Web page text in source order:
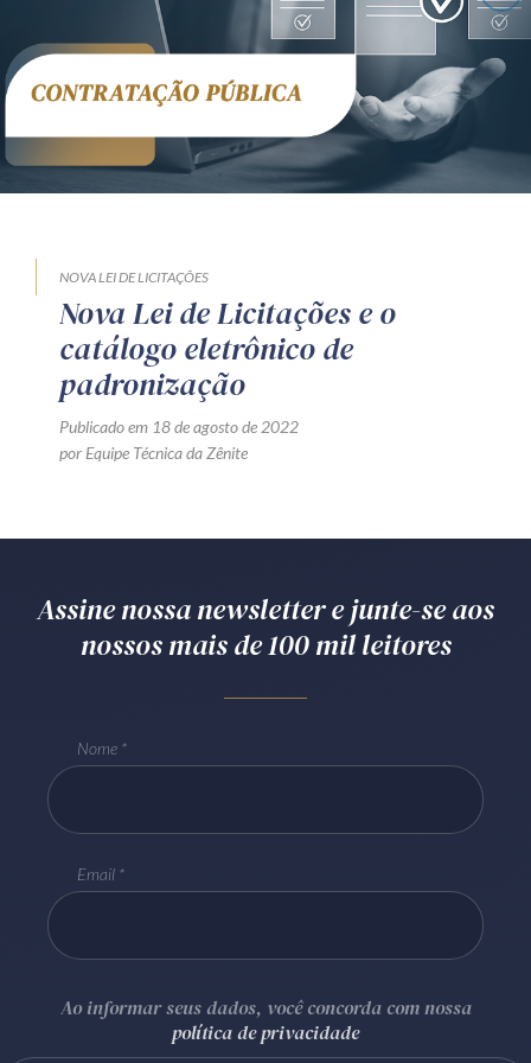
Receba por RSS
Av. Sete de Setembro, 4698
Batel
Curitiba/PR CEP 80240-000
NOVA LEI DE LICITAÇÕES
Nova Lei de Licitações e o
catálogo eletrônico de
padronização
Publicado em 18 de agosto de 2022
por Equipe Técnica da Zênite
Assine nossa newsletter e junte-se aos
nossos mais de 100 mil leitores
Nome
Email
Ao informar seus dados, você concorda com nossa
política de privacidade